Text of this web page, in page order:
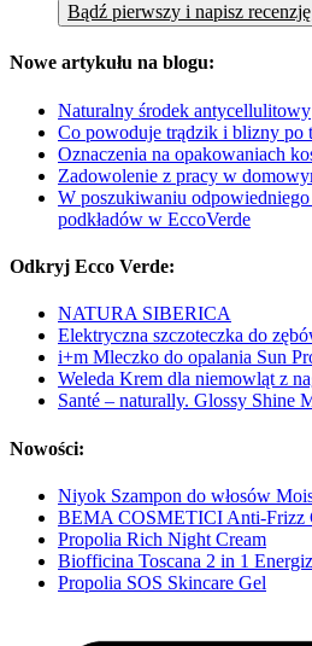
Bądź pierwszy i napisz
Nowe artykułu na blogu:
Naturalny środek antycellulitowy
Co powoduje trądzik i blizny po
Oznaczenia na opakowaniach
Zadowolenie z pracy w
W poszukiwaniu
podkładów w EccoVerde
Odkryj Ecco Verde:
NATURA SIBERICA
Elektryczna szczoteczka do
i+m Mleczko do opalania Sun
Weleda Krem dla niemowląt z
Santé – naturally. Glossy Shine
Nowości:
Niyok Szampon do włosów
BEMA COSMETICI Anti-Frizz
Propolia Rich Night Cream
Biofficina Toscana 2 in 1
Propolia SOS Skincare Gel